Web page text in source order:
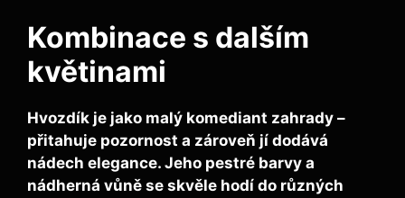
Kombinace s dalším
květinami
Hvozdík je jako malý komediant zahrady –
přitahuje pozornost a zároveň jí dodává
nádech elegance. Jeho pestré barvy a
nádherná vůně se skvěle hodí do různých